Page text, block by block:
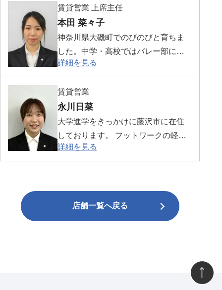
在は横浜・湘南エリアを中心にお客
様一人ひとりに寄り添ったご提案を
心がけています。レスポンスの早さ
とスピード感には自信があり、良い
物件を逃さないよう迅速に対応いた
します。また、条件交渉や細やかな
ご相談にも柔軟に対応し、最後まで
妥協せず納得のいくお部屋探しを全
力でサポートいたします。
賃貸営業 上席主任
本田 菜々子
神奈川県大磯町でのびのびと育ちま
した。中学・高校ではバレー部に所
属しておりました。性格は明るく元
気です。持ち前の明るさと元気で何
事も前向きに頑張ります。よろしく
お願いいたします。
詳細を見る
賃貸営業
永川日菜
大学進学をきっかけに藤沢市に在住
しております。 フットワークの軽さ
を活かし、何事にも迅速かつ誠実に
対応しながら精一杯努めてまいりま
詳細を見る
店舗一覧へ戻る